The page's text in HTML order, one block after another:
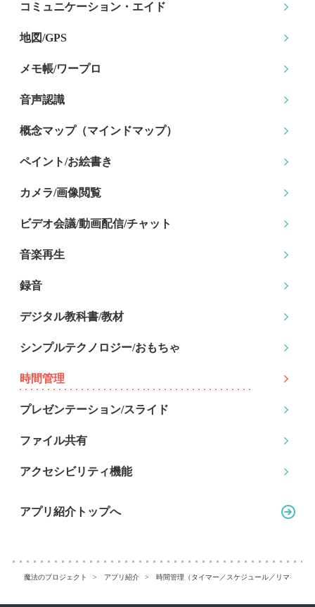
魔法のプロジェクト アプリ紹介 時間管理（タイマー／スケジュール／リマインダ
コミュニケーション・エイド
地図/GPS
メモ帳/ワープロ
音声認識
概念マップ（マインドマップ）
ペイント/お絵書き
カメラ/画像閲覧
ビデオ会議/動画配信/チャット
音楽再生
録音
デジタル教科書/教材
シンプルテクノロジー/おもちゃ
時間管理
プレゼンテーション/スライド
ファイル共有
アクセシビリティ機能
アプリ紹介トップへ